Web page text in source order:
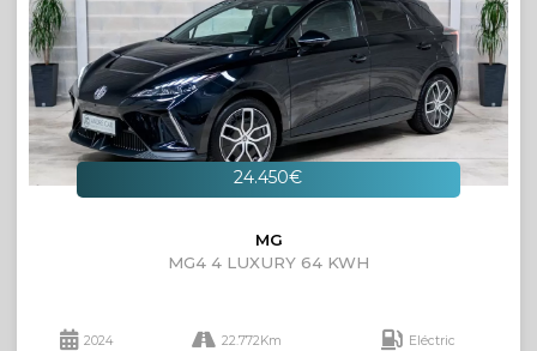
24.450€
MG
MG4 4 LUXURY 64 KWH
2024 22.772Km Eléctric